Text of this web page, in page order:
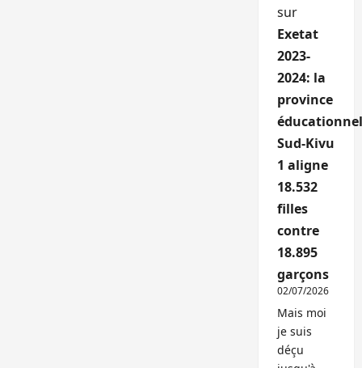
sur
Exetat
2023-
2024: la
province
Sud-Kivu
1 aligne
18.532
filles
contre
18.895
garçons
02/07/2026
Mais moi
je suis
déçu